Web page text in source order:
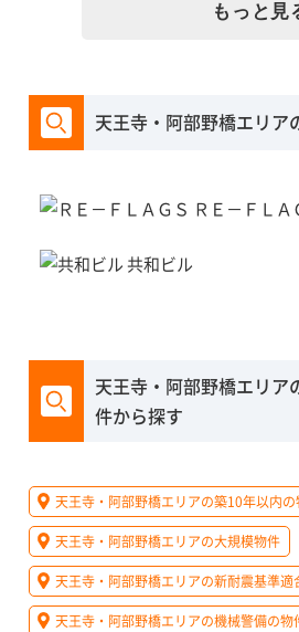
もっと見
天王寺・阿部野橋エリア
ＲＥ－ＦＬＡ
共和ビル
天王寺・阿部野橋エリア
件から探す
天王寺・阿部野橋エリアの築10年以内の
天王寺・阿部野橋エリアの大規模物件
天王寺・阿部野橋エリアの新耐震基準適
天王寺・阿部野橋エリアの機械警備の物